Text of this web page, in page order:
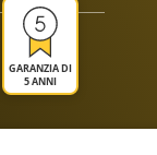
GARANZIA DI
5 ANNI